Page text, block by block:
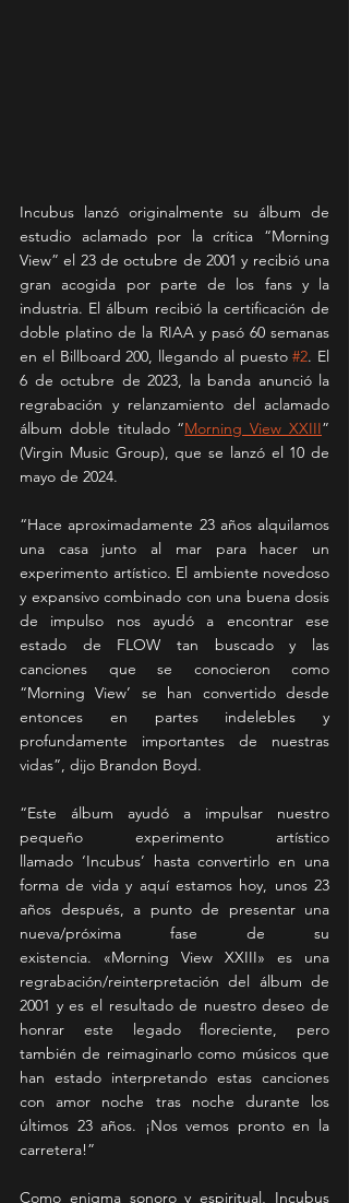
Incubus lanzó originalmente su álbum de
estudio aclamado por la crítica “Morning
View” el 23 de octubre de 2001 y recibió una
gran acogida por parte de los fans y la
industria. El álbum recibió la certificación de
doble platino de la RIAA y pasó 60 semanas
en el Billboard 200, llegando al puesto #2. El
6 de octubre de 2023, la banda anunció la
regrabación y relanzamiento del aclamado
álbum doble titulado “Morning View XXIII”
(Virgin Music Group), que se lanzó el 10 de
mayo de 2024.
“Hace aproximadamente 23 años alquilamos
una casa junto al mar para hacer un
experimento artístico. El ambiente novedoso
y expansivo combinado con una buena dosis
de impulso nos ayudó a encontrar ese
estado de FLOW tan buscado y las
canciones que se conocieron como
“Morning View’ se han convertido desde
entonces en partes indelebles y
profundamente importantes de nuestras
vidas”, dijo Brandon Boyd.
“Este álbum ayudó a impulsar nuestro
pequeño experimento artístico
llamado ‘Incubus’ hasta convertirlo en una
forma de vida y aquí estamos hoy, unos 23
años después, a punto de presentar una
nueva/próxima fase de su
existencia. «Morning View XXIII» es una
regrabación/reinterpretación del álbum de
2001 y es el resultado de nuestro deseo de
honrar este legado floreciente, pero
también de reimaginarlo como músicos que
han estado interpretando estas canciones
con amor noche tras noche durante los
últimos 23 años. ¡Nos vemos pronto en la
carretera!”
Como enigma sonoro y espiritual, Incubus